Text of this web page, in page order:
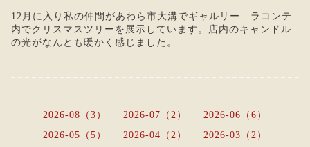
12月に入り私の仲間があわら市大溝でギャルリー ラコンテ
内でクリスマスツリーを展示しています。店内のキャンドル
の光がなんとも暖かく感じました。
2026-08（3） 2026-07（2）
2026-06（6）
2026-05（5）
2026-04（2）
2026-03（2）